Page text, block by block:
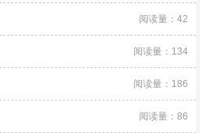
阅读量：42
阅读量：134
阅读量：186
阅读量：86